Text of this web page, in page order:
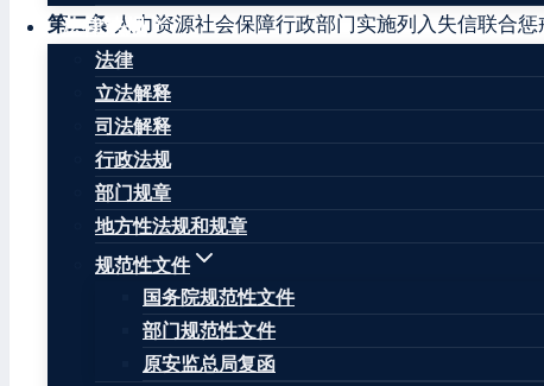
法律法规
法律
立法解释
司法解释
行政法规
部门规章
地方性法规和规章
规范性文件
国务院规范性文件
部门规范性文件
原安监总局复函
第二条 人力资源社会保障行政部门实施列入失信联合
第三条人力资源社会保障部负责组织、指导全国失信
县级以上地方人力资源社会保障行政部门依据行政执
第四条失信联合惩戒名单管理实行“谁执法、谁认定、
实施失信联合惩戒名单管理，应当依法依规加强信用
国家秘密、商业秘密、个人隐私，应当依法依规予以保
用人单位拖欠农民工工资，具有下列情形之一
列入决定，将该用人单位及其法定代表人或者主要负